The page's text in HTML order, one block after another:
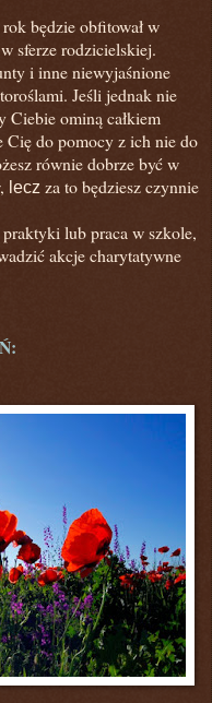
będzie obfitował w
sferze rodzicielskiej.
i inne niewyjaśnione
Jeśli jednak nie
Ciebie ominą całkiem
Cię do pomocy z ich nie do
równie dobrze być w
lecz za to będziesz czynnie
praktyki lub praca w szkole,
akcje charytatywne